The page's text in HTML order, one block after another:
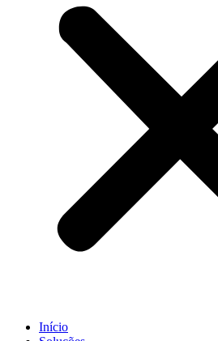
Início